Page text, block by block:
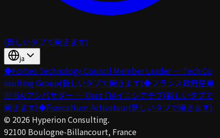
(新しいタブで開きます)
ja
◆Forbes Technology Council Member Leader — Tech Co
nsulting Group(新しいタブで開きます)◆フランス政府産業
担当AIアンバサダー — Osez l’IAイニシアチブ(新しいタブで
開きます)◆FranceNum Activateur(新しいタブで開きます)
© 2026 Hyperion Consulting.
92100 Boulogne-Billancourt, France